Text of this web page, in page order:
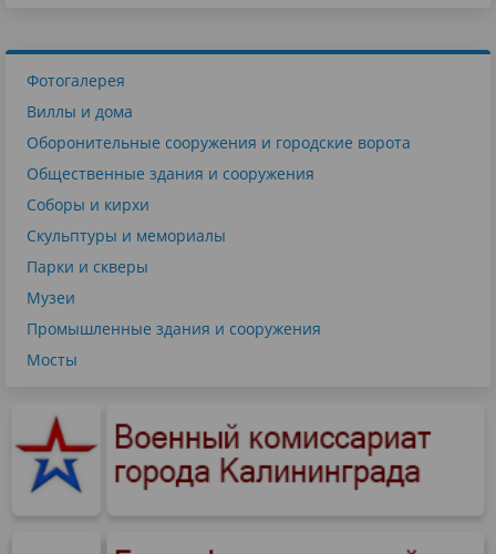
Фотогалерея
Виллы и дома
Оборонительные сооружения и городские ворота
Общественные здания и сооружения
Соборы и кирхи
Скульптуры и мемориалы
Парки и скверы
Музеи
Промышленные здания и сооружения
Мосты